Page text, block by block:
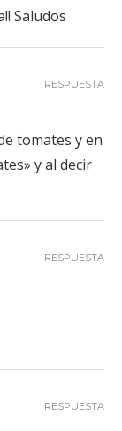
Saludos
tomates y en
y al decir
RESPUESTA
RESPUESTA
RESPUESTA